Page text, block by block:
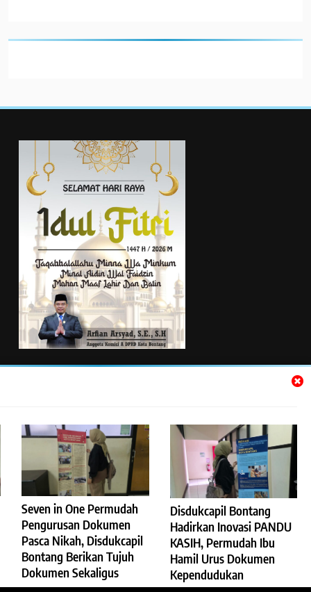
Seven in One Permudah
Pengurusan Dokumen
Pasca Nikah, Disdukcapil
Bontang Berikan Tujuh
Dokumen Sekaligus
Disdukcapil Bontang
Hadirkan Inovasi PANDU
KASIH, Permudah Ibu
Hamil Urus Dokumen
Kependudukan
Pedoman Media Siber
Pedoman Pemberitaan Ramah Anak
Redaksi
kabarintens 2022 Powered ByBlazeThemes